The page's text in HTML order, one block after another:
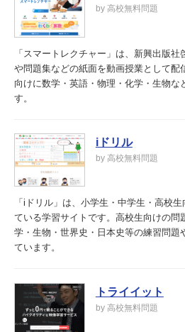
by 高校無料問題
「スマートレクチャー」は、新興出版
や問題集などの紙面を動画授業として配
向けに数学・英語・物理・化学・生物な
す。
iドリル
by 高校無料問題
「iドリル」は、小学生・中学生・高校
ている学習サイトです。高校生向けの問
学・生物・世界史・日本史等の練習問題
ています。
トライイット
by 高校無料問題